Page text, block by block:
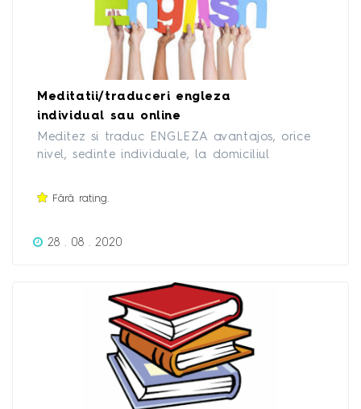
Meditatii/traduceri engleza
individual sau online
Meditez si traduc ENGLEZA avantajos, orice
nivel, sedinte individuale, la domiciliul
fata in fata sau ONLINE Sunt profesoara
vocabular, asimilare rapida, rezultate
sa invete Efectuez si TRADUCERI din/in
engleza, rentabile, rapide.Pret rezonabil
Fără rating.
28 . 08 . 2020